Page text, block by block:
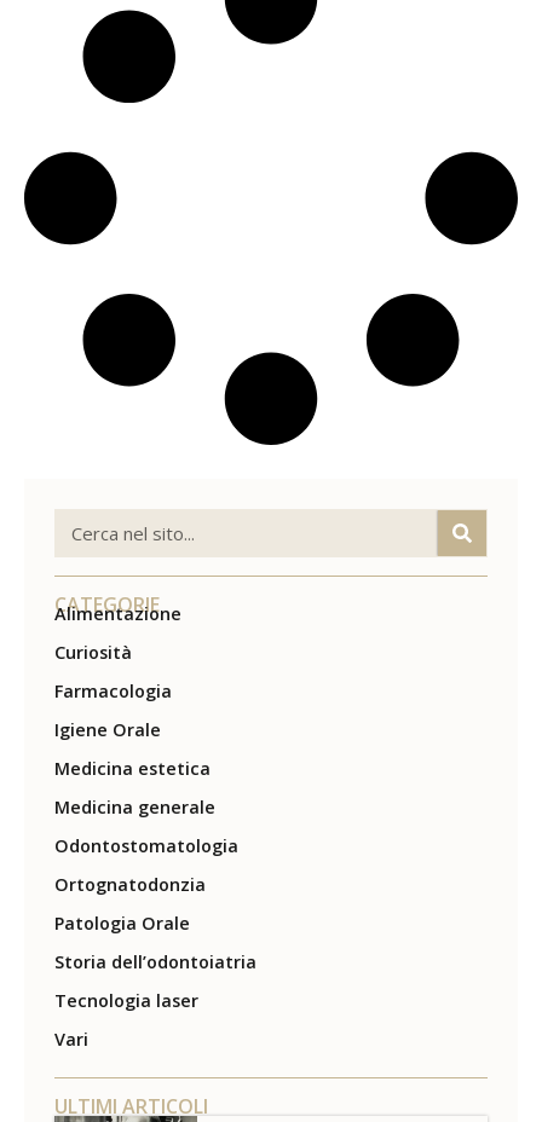
CATEGORIE
Alimentazione
Curiosità
Farmacologia
Igiene Orale
Medicina estetica
Medicina generale
Odontostomatologia
Ortognatodonzia
Patologia Orale
Storia dell’odontoiatria
Tecnologia laser
Vari
ULTIMI ARTICOLI